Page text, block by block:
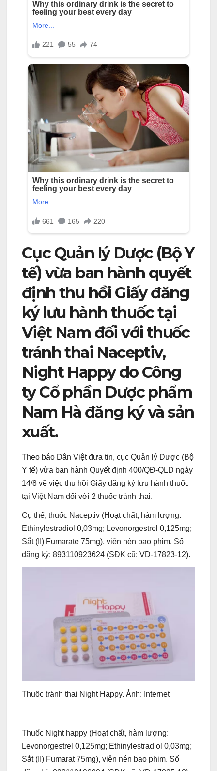
Cục Quản lý Dược (Bộ Y
tế) vừa ban hành quyết
định thu hồi Giấy đăng
ký lưu hành thuốc tại
Việt Nam đối với thuốc
tránh thai Naceptiv,
Night Happy do Công
ty Cổ phần Dược phẩm
Nam Hà đăng ký và sản
xuất.
Theo báo Dân Việt đưa tin, cục Quản lý Dược (Bộ
Y tế) vừa ban hành Quyết định 400/QĐ-QLD ngày
14/8 về việc thu hồi Giấy đăng ký lưu hành thuốc
tại Việt Nam đối với 2 thuốc tránh thai.
Cụ thể, thuốc Naceptiv (Hoạt chất, hàm lượng:
Ethinylestradiol 0,03mg; Levonorgestrel 0,125mg;
Sắt (II) Fumarate 75mg), viên nén bao phim. Số
đăng ký: 893110923624 (SĐK cũ: VD-17823-12).
Thuốc tránh thai Night Happy. Ảnh: Internet
Thuốc Night happy (Hoạt chất, hàm lượng:
Levonorgestrel 0,125mg; Ethinylestradiol 0,03mg;
Sắt (II) Fumarat 75mg), viên nén bao phim. Số